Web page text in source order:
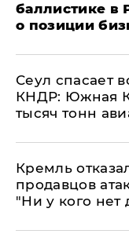
баллистике в
о позиции
​Сеул спасает
КНДР: Южная
тысяч тонн
Кремль
продавцов
"Ни у кого нет